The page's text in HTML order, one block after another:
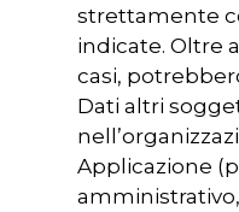
strettamente
indicate. Oltre
casi,
Dati altri
Applicazione